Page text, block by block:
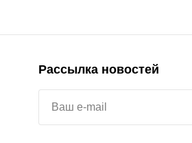
Рассылка новостей